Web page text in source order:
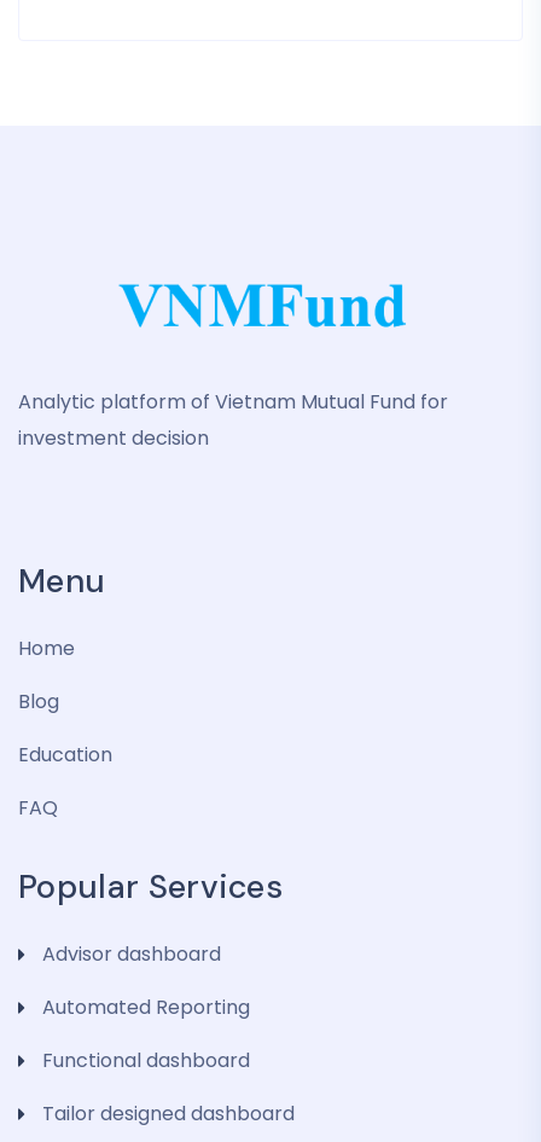
Analytic platform of Vietnam Mutual Fund for
investment decision
Menu
Home
Blog
Education
FAQ
Popular Services
Advisor dashboard
Automated Reporting
Functional dashboard
Tailor designed dashboard